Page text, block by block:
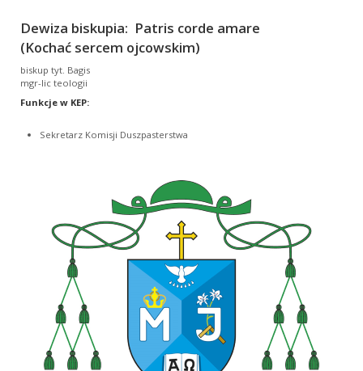
Dewiza biskupia: Patris corde amare
(Kochać sercem ojcowskim)
biskup tyt. Bagis
mgr-lic teologii
Funkcje w KEP:
Sekretarz Komisji Duszpasterstwa